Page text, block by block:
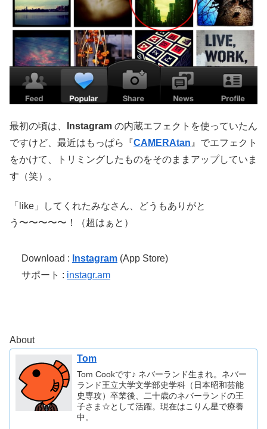
最初の頃は、 Instagram の内蔵エフェクトを使っていたん
ですけど、最近はもっぱら『CAMERAtan 』でエフェクト
をかけて、トリミングしたものをそのままアップしていま
す（笑）。
「like」してくれたみなさん、どうもありがと
う〜〜〜〜〜！（超はぁと）
Download : Instagram (App Store)
サポート : instagr.am
About
Tom
Tom Cookです♪ ネバーランド生まれ。ネバー
ランド王立大学文学部史学科（日本昭和芸能
史専攻）卒業後、二十歳のネバーランドの王
子さま☆として活躍。現在はこりん星で療養
中。